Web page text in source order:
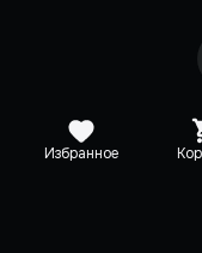
Избранное